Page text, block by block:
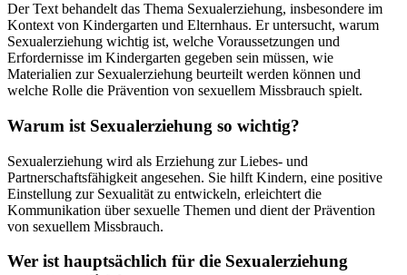
Der Text behandelt das Thema Sexualerziehung, insbesondere im
Kontext von Kindergarten und Elternhaus. Er untersucht, warum
Sexualerziehung wichtig ist, welche Voraussetzungen und
Erfordernisse im Kindergarten gegeben sein müssen, wie
Materialien zur Sexualerziehung beurteilt werden können und
welche Rolle die Prävention von sexuellem Missbrauch spielt.
Warum ist Sexualerziehung so wichtig?
Sexualerziehung wird als Erziehung zur Liebes- und
Partnerschaftsfähigkeit angesehen. Sie hilft Kindern, eine positive
Einstellung zur Sexualität zu entwickeln, erleichtert die
Kommunikation über sexuelle Themen und dient der Prävention
von sexuellem Missbrauch.
Wer ist hauptsächlich für die Sexualerziehung